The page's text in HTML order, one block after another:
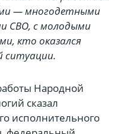
— многодетными
СВО, с молодыми
кто оказался
ситуации.
Народной
сказал
исполнительного